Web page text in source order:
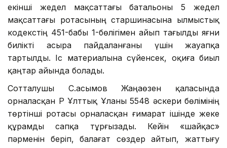
екінші жедел мақсаттағы батальоны 5 жедел
мақсаттағы ротасының старшинасына Қылмыстық
кодекстің 451-бабы 1-бөлігімен айып тағылды яғни
билікті асыра пайдаланғаны үшін жауапқа
тартылды. Іс материалына сүйенсек, оқиға биыл
қаңтар айында болады.
Сотталушы С.Қасымов Жаңаөзен қаласында
орналасқан ҚР Ұлттық Ұланы 5548 әскери бөлімінің
төртінші ротасы орналасқан ғимарат ішінде жеке
құрамды сапқа тұрғызады. Кейін «шайқас»
пәрменін беріп, балағат сөздер айтып, жаттығу